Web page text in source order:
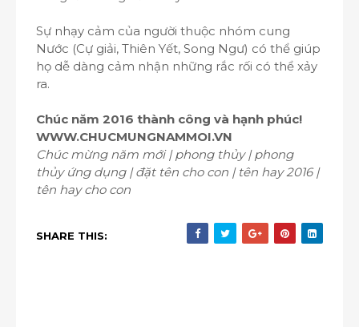
Sự nhạy cảm của người thuộc nhóm cung
Nước (Cự giải, Thiên Yết, Song Ngư) có thể giúp
họ dễ dàng cảm nhận những rắc rối có thể xảy
ra.
Chúc năm 2016 thành công và hạnh phúc!
WWW.CHUCMUNGNAMMOI.VN
Chúc mừng năm mới | phong thủy | phong
thủy ứng dụng | đặt tên cho con | tên hay 2016 |
tên hay cho con
SHARE THIS: